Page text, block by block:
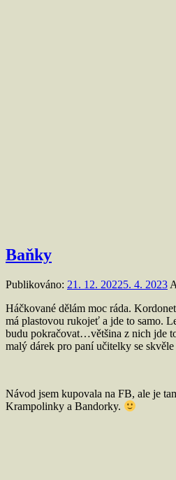
Baňky
Publikováno: 21. 12. 20225. 4. 2023
Háčkované dělám moc ráda.
má plastovou rukojeť a jde to samo.
budu pokračovat…většina z nich jde
malý dárek pro paní učitelky se
Návod jsem kupovala na FB, ale je
Krampolinky a Bandorky.